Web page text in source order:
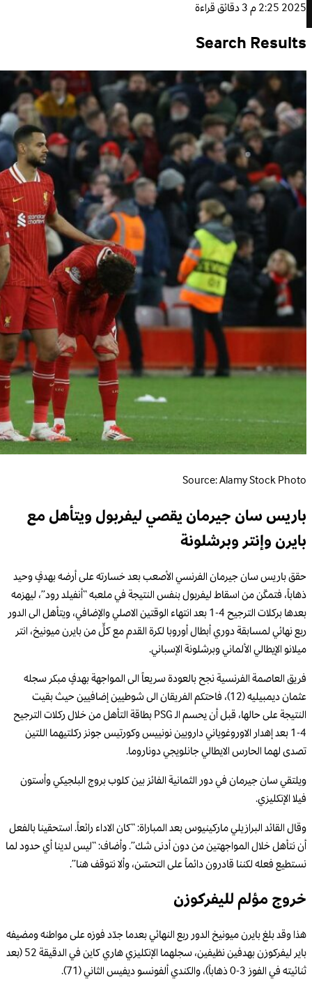
2025 2:25 م
3 دقائق قراءة
Search Results
Source: Alamy Stock Photo
باريس سان جيرمان يقصي ليفربول ويتأهل مع
بايرن وإنتر وبرشلونة
حقق باريس سان جيرمان الفرنسي الأصعب بعد خسارته على أرضه بهدفٍ وحيد
ذهاباً، فتمكّن من اسقاط ليفربول بنفس النتيجة في ملعبه “أنفيلد رود”، ليهزمه
بعدها بركلات الترجيح 4-1 بعد انتهاء الوقتين الاصلي والإضافي، ويتأهل الى الدور
ربع نهائي لمسابقة دوري أبطال أوروبا لكرة القدم مع كلٍّ من بايرن ميونيخ، انتر
ميلانو الإيطالي الألماني وبرشلونة الإسباني.
فريق العاصمة الفرنسية نجح بالعودة سريعاً الى المواجهة بهدفٍ مبكر سجله
عثمان ديمبيليه (12)، فاحتكم الفريقان الى شوطيين إضافيين حيث بقيت
النتيجة على حالها، قبل أن يحسم الـ PSG بطاقة التأهل من خلال ركلات الترجيح
4-1 بعد إهدار الاوروغوياني دارويين نونييس وكورتيس جونز ركلتيهما اللتين
تصدى لهما الحارس الايطالي جانلويجي دوناروما.
ويلتقي سان جيرمان في دور الثمانية الفائز بين كلوب بروج البلجيكي وأستون
فيلا الإنكليزي.
وقال القائد البرازيلي ماركينيوس بعد المباراة: “كان الاداء رائعاً. استحقينا بالفعل
أن نتأهل خلال المواجهتين من دون أدنى شك”. وأضاف: “ليس لدينا أي حدود لما
نستطيع فعله لكننا قادرون دائماً على التحسّن، وألا نتوقف هنا”.
خروج مؤلم لليفركوزن
هذا وقد بلغ بايرن ميونيخ الدور ربع النهائي بعدما جدّد فوزه على مواطنه ومضيفه
باير ليفركوزن بهدفين نظيفين، سجلهما الإنكليزي هاري كاين في الدقيقة 52 (بعد
ثنائيته في الفوز 3-0 ذهاباً)، والكندي ألفونسو ديفيس الثاني (71).